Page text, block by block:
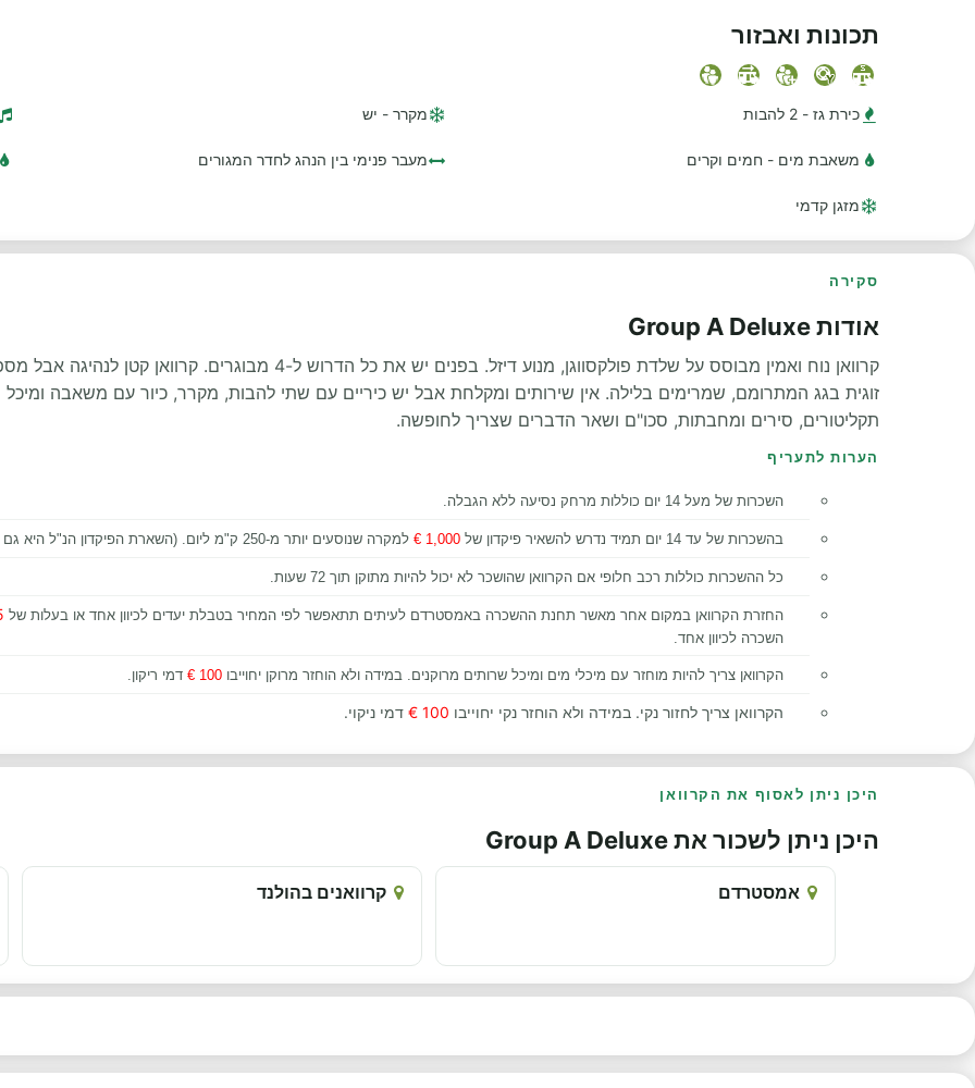
תכונות ואבזור
כירת גז - 2 להבות מקרר - יש
משאבת מים - חמים וקרים מעבר פנימי בין הנהג לחדר המגורים
מזגן קדמי
סקירה
אודות Group A Deluxe
קרוואן נוח ואמין מבוסס על שלדת פולקסווגן, מנוע דיזל. בפנים יש
זוגית בגג המתרומם, שמרימים בלילה. אין שירותים ומקלחת אבל יש כיריים עם שתי להבות, מקרר, כיור עם משאבה ומיכל
תקליטורים, סירים ומחבתות, סכו"ם ושאר הדברים שצריך לחופשה.
הערות לתעריף
השכרות של מעל 14 יום כוללות מרחק נסיעה ללא הגבלה.
בהשכרות של עד 14 יום תמיד נדרש להשאיר פיקדון של 1,000 € למקרה שנוסעים יותר מ-250 ק"מ ליום. (השארת הפיקדון הנ"ל היא גם אם נרכש ביטוח מורחב). עלות כל ק"מ נוסף
כל ההשכרות כוללות רכב חלופי אם הקרוואן שהושכר לא יכול להיות מתוקן תוך 72 שעות.
החזרת הקרוואן במקום אחר מאשר תחנת ההשכרה באמסטרדם לעיתים תתאפשר לפי המחיר בטבלת יעדים לכיוון אחד או בעלות של
השכרה לכיוון אחד.
הקרוואן צריך להיות מוחזר עם מיכלי מים ומיכל שרותים מרוקנים. במידה ולא הוחזר מרוקן יחוייבו 100 € דמי ריקון.
הקרוואן צריך לחזור נקי. במידה ולא הוחזר נקי יחוייבו 100 € דמי ניקוי.
היכן ניתן לאסוף את הקרוואן
היכן ניתן לשכור את Group A Deluxe
אמסטרדם קרוואנים בהולנד